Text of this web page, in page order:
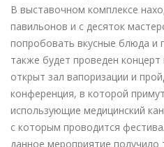
В выставочном комплексе
павильонов и с десяток
попробовать вкусные блюда и
также будет проведен
открыт зал вапоризации и
конференция, в которой
использующие медицинский
с которым проводится
данное мероприятие получило